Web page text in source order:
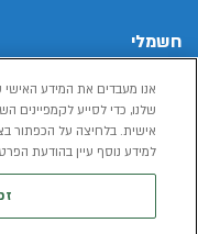
חשמלי
רכב חשמלי
הכל על רכב חשמלי
אנו מעבדים את המידע
שלנו, כדי לסייע לקמפיינים
אישית. בלחיצה על הכפתור
למידע נוסף עיין בהודעת